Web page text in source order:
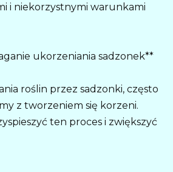
i niekorzystnymi warunkami
ukorzeniania sadzonek**
roślin przez sadzonki, często
z tworzeniem się korzeni.
ten proces i zwiększyć